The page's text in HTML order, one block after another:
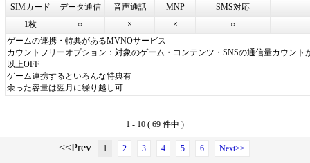
SIMカード
データ通信 音声通話 MNP
SMS対応
1枚
○ × ×
○
ゲームの連携・特典があるMVNOサービス
カウントフリーオプション：対象のゲーム・コンテンツ・SNSの通信量カウント
以上OFF
ゲーム連携するといろんな特典有
余った容量は翌月に繰り越し可
1 - 10 ( 69 件中 )
<<Prev 1 2 3 4 5 6 Next>>